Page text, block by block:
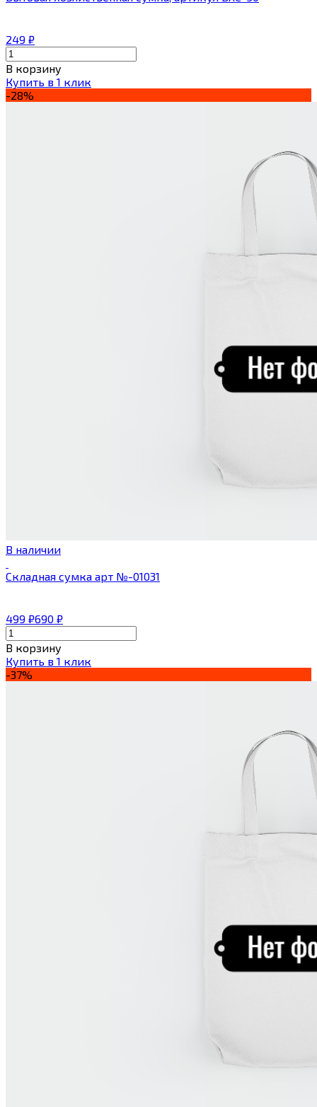
249 ₽
В корзину
Купить в 1 клик
-28%
В наличии
Складная сумка арт №-01031
499 ₽690 ₽
В корзину
Купить в 1 клик
-37%